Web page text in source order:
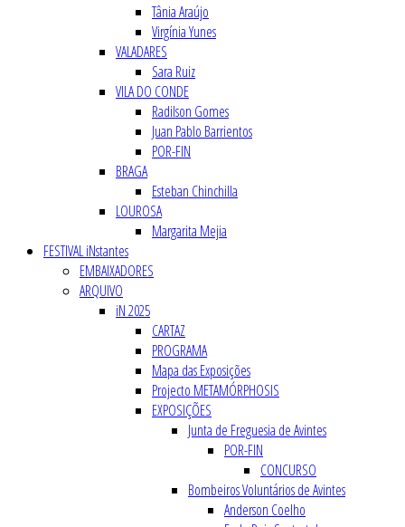
Tânia Araújo
Virgínia Yunes
VALADARES
Sara Ruiz
VILA DO CONDE
Radilson Gomes
Juan Pablo Barrientos
POR-FIN
BRAGA
Esteban Chinchilla
LOUROSA
Margarita Mejia
FESTIVAL iNstantes
EMBAIXADORES
ARQUIVO
iN 2025
CARTAZ
PROGRAMA
Mapa das Exposições
Projecto METAMÓRPHOSIS
EXPOSIÇÕES
Junta de Freguesia de Avintes
POR-FIN
CONCURSO
Bombeiros Voluntários de Avintes
Anderson Coelho